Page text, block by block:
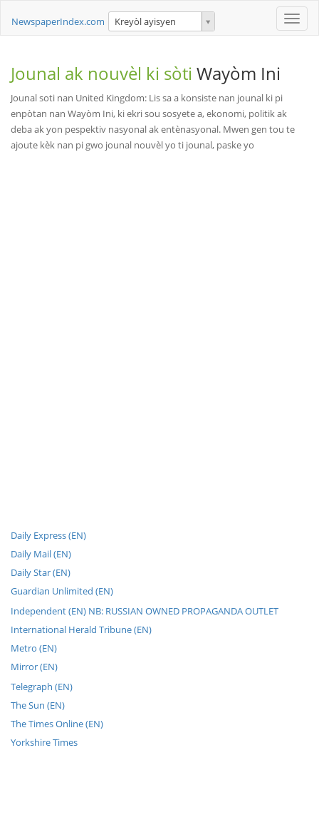
Toggle
NewspaperIndex.com Kreyòl ayisyen
Jounal ak nouvèl ki sòti Wayòm Ini
Jounal soti nan United Kingdom: Lis sa a konsiste nan jounal ki pi
enpòtan nan Wayòm Ini, ki ekri sou sosyete a, ekonomi, politik ak
deba ak yon pespektiv nasyonal ak entènasyonal. Mwen gen tou te
ajoute kèk nan pi gwo jounal nouvèl yo ti jounal, paske yo
Daily Express (EN)
Daily Mail (EN)
Daily Star (EN)
Guardian Unlimited (EN)
Independent (EN) NB: RUSSIAN OWNED PROPAGANDA OUTLET
International Herald Tribune (EN)
Metro (EN)
Mirror (EN)
Telegraph (EN)
The Sun (EN)
The Times Online (EN)
Yorkshire Times